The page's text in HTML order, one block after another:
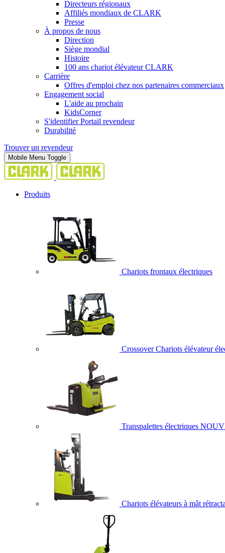
Directeurs régionaux
Affiliés mondiaux de CLARK
Presse
À propos de nous
Direction
Siège mondial
Histoire
100 ans chariot élévateur CLARK
Carrière
Offres d'emploi chez nos partenaires commerciaux
Engagement social
L'aide au prochain
KidsCorner
S'identifier Portail revendeur
Durabilité
Trouver un revendeur
Mobile Menu Toggle
Produits
Chariots frontaux électriques
Crossover Chariots élévateur
Transpalettes électriques
Chariots élévateurs à mât